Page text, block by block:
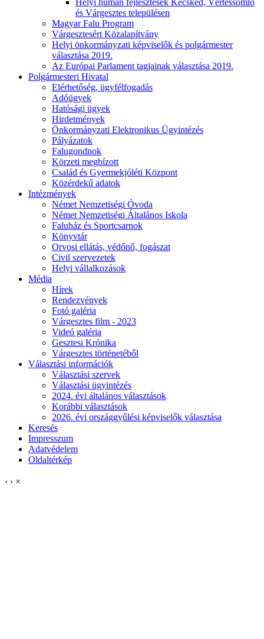
Helyi humán fejlesztések Kecskéd, Vértessomló
és Várgesztes településen
Magyar Falu Program
Várgesztesért Közalapítvány
Helyi önkormányzati képviselők és polgármester
választása 2019.
Az Európai Parlament tagjainak választása 2019.
Polgármesteri Hivatal
Elérhetőség, ügyfélfogadás
Adóügyek
Hatósági ügyek
Hirdetmények
Önkormányzati Elektronikus Ügyintézés
Pályázatok
Falugondnok
Körzeti megbízott
Család és Gyermekjóléti Központ
Közérdekű adatok
Intézmények
Német Nemzetiségi Óvoda
Német Nemzetiségi Általános Iskola
Faluház és Sportcsarnok
Könyvtár
Orvosi ellátás, védőnő, fogászat
Civil szervezetek
Helyi vállalkozások
Média
Hírek
Rendezvények
Fotó galéria
Várgesztes film - 2023
Videó galéria
Gesztesi Krónika
Várgesztes történetéből
Választási információk
Választási szervek
Választási ügyintézés
2024. évi általános választások
Korábbi választások
2026. évi országgyűlési képviselők választása
Keresés
Impresszum
Adatvédelem
Oldaltérkép
‹ › ×